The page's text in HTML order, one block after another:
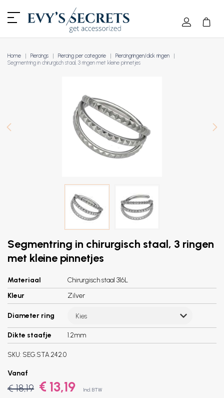
Home Piercings Piercing per categorie
Piercingringen/click ringen
Segmentring in chirurgisch staal, 3 ringen met kleine pinnetjes
Segmentring in chirurgisch staal, 3 ringen
met kleine pinnetjes
Materiaal
Chirurgisch staal 316L
Kleur
Zilver
Diameter ring Kies
Dikte staafje 1.2mm
SKU: SEG.STA.242.0
Vanaf
€ 18,19 € 13,19 Incl. BTW